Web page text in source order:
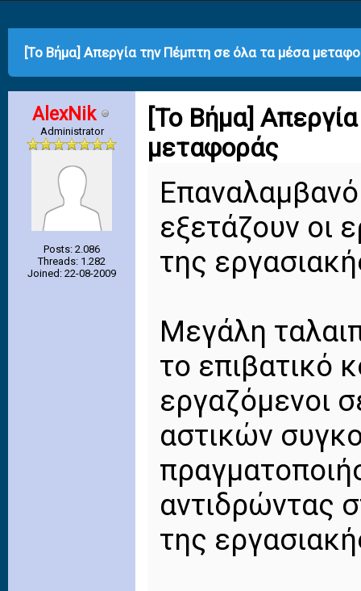
[Το Βήμα] Απεργία την Πέμπτη σε όλα τα μέσα
AlexNik
Administrator
Posts: 2.086
Threads: 1.282
Joined: 22-08-2009
[Το Βήμα]
μεταφοράς
εξετάζουν οι
της
Μεγάλη
το επιβατικό
εργαζόμενοι
αστικών
αντιδρώντας
της